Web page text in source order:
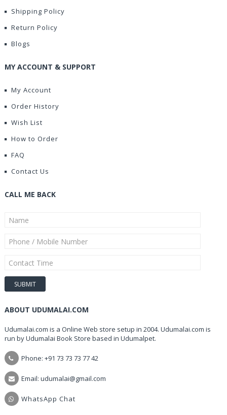
Shipping Policy
Return Policy
Blogs
MY ACCOUNT & SUPPORT
My Account
Order History
Wish List
How to Order
FAQ
Contact Us
CALL ME BACK
ABOUT UDUMALAI.COM
Udumalai.com is a Online Web store setup in 2004. Udumalai.com is
run by Udumalai Book Store based in Udumalpet.
Phone: +91 73 73 73 77 42
Email: udumalai@gmail.com
WhatsApp Chat